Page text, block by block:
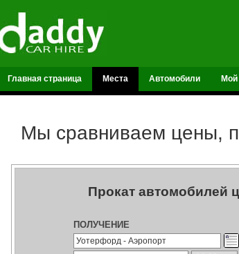
Главная страница Места Автомобили Мой
Мы сравниваем цены,
Прокат автомобилей
ПОЛУЧЕНИЕ